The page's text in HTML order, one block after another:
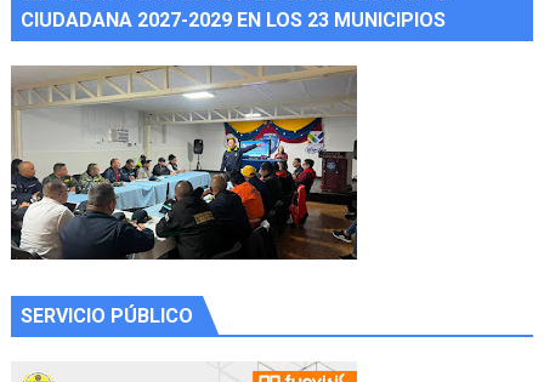
CIUDADANA 2027-2029 EN LOS 23 MUNICIPIOS
SERVICIO PÚBLICO